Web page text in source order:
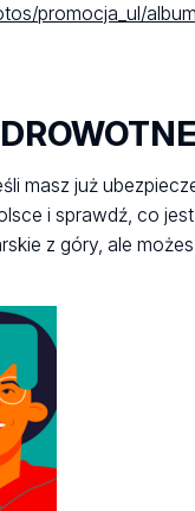
promocja_ul/
masz już
i sprawdź, co
z góry, ale